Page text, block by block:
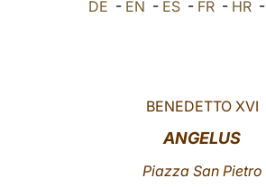
DE - EN - ES- FR- HR-
BENEDETTO XVI
ANGELUS
Piazza San Pietro